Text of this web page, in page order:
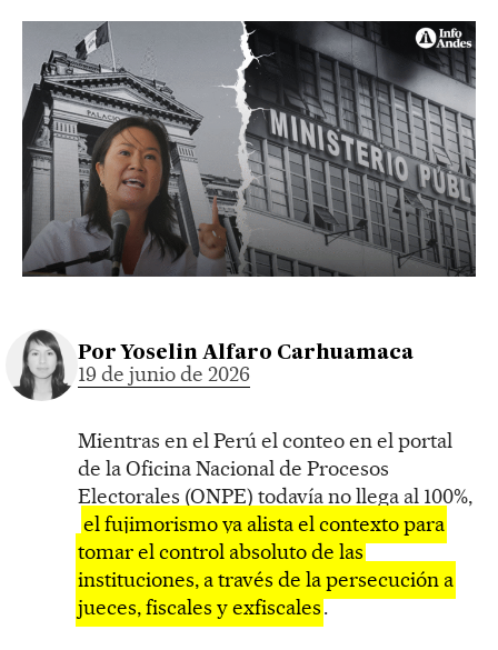
Por Yoselin Alfaro Carhuamaca
19 de junio de 2026
Mientras en el Perú el conteo en el portal
de la Oficina Nacional de Procesos
Electorales (ONPE) todavía no llega al 100%,
el fujimorismo ya alista el contexto para
tomar el control absoluto de las
instituciones, a través de la persecución a
jueces, fiscales y exfiscales.